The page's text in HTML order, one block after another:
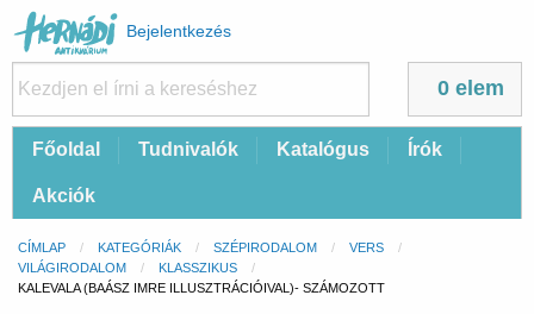
Felhasználói
fiók
menüje
Bejelentkezés
0 elem
FőFőoldal Tudnivalók Katalógus Írók
Akciók
Morzsa
CÍMLAP KATEGÓRIÁK SZÉPIRODALOM
VERS
VILÁGIRODALOM
KLASSZIKUS
CURRENT:
KALEVALA (BAÁSZ IMRE ILLUSZTRÁCIÓIVAL)- SZÁMOZOTT